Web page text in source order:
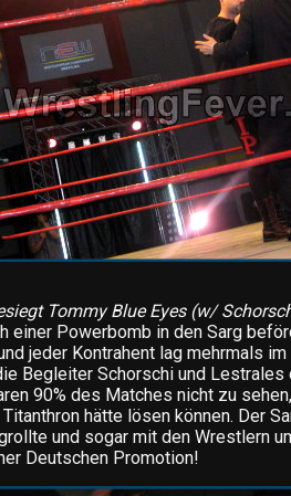
Tommy Blue Eyes (w/
einer Powerbomb in den Sarg
jeder Kontrahent lag mehrmals
Begleiter Schorschi und
90% des Matches nicht zu
hätte lösen können. Der
und sogar mit den Wrestlern
Deutschen Promotion!